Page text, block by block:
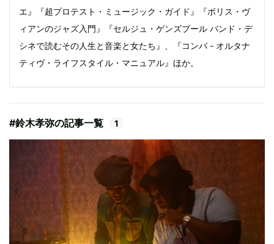
エ』『超プロテスト・ミュージック・ガイド』『ボリス・ヴ
ィアンのジャズ入門』『セルジュ・ゲンズブール バンド・デ
シネで読むその人生と音楽と女たち』、『コンバ - オルタナ
ティヴ・ライフスタイル・マニュアル』ほか。
#鈴木孝弥の記事一覧 1